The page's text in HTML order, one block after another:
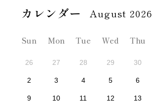
August 2026
Sun Mon Tue Wed Thu
26 27 28 29 30
2 3 4 5 6
9 10 11 12 13